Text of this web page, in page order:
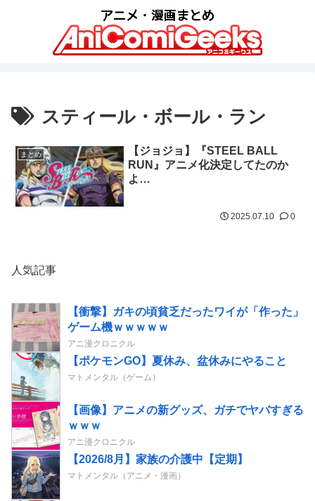
スティール・ボール・ラン
まとめ
【ジョジョ】『STEEL BALL
RUN』アニメ化決定してたのか
よ…
2025.07.10 0
人気記事
【衝撃】ガキの頃貧乏だったワイが「作った」
ゲーム機ｗｗｗｗｗ
アニ漫クロニクル
【ポケモンGO】夏休み、盆休みにやること
マトメンタル（ゲーム）
【画像】アニメの新グッズ、ガチでヤバすぎる
ｗｗｗ
アニ漫クロニクル
【2026/8月】家族の介護中【定期】
マトメンタル（アニメ・漫画）